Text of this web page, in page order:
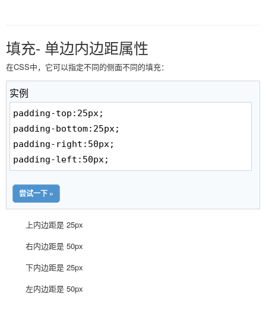
填充- 单边内边距属性
在CSS中，它可以指定不同的侧面不同的填充：
实例
padding-top:25px;
padding-bottom:25px;
padding-right:50px;
padding-left:50px;
尝试一下 »
上内边距是 25px
右内边距是 50px
下内边距是 25px
左内边距是 50px